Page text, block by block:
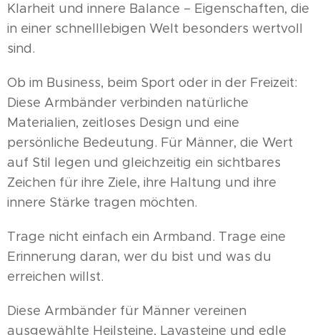
Klarheit und innere Balance – Eigenschaften, die
in einer schnelllebigen Welt besonders wertvoll
sind.
Ob im Business, beim Sport oder in der Freizeit:
Diese Armbänder verbinden natürliche
Materialien, zeitloses Design und eine
persönliche Bedeutung. Für Männer, die Wert
auf Stil legen und gleichzeitig ein sichtbares
Zeichen für ihre Ziele, ihre Haltung und ihre
innere Stärke tragen möchten.
Trage nicht einfach ein Armband. Trage eine
Erinnerung daran, wer du bist und was du
erreichen willst.
Diese Armbänder für Männer vereinen
ausgewählte Heilsteine, Lavasteine und edle